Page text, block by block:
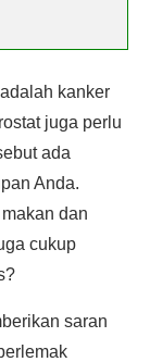
kanker
juga perlu
ada
Anda.
dan
cukup
saran